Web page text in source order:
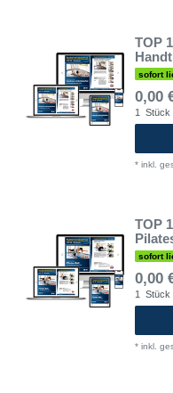
TOP
sofort
0,00
1 Stück
* inkl.
TOP
sofort
0,00
1 Stück
* inkl.